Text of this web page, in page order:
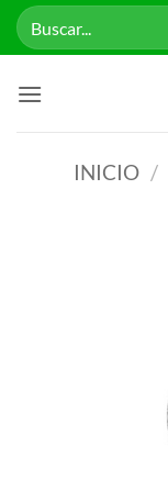
Saltar
Buscar
por:
INICIO /